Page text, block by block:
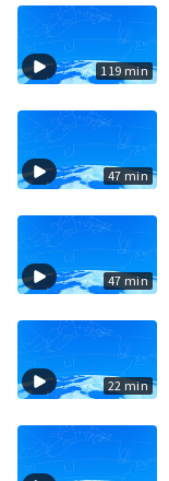
119 min
47 min
47 min
22 min